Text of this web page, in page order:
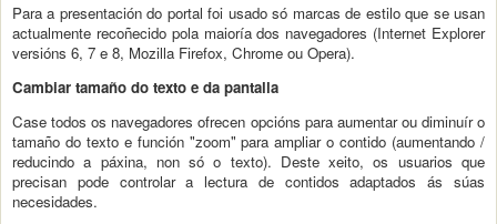
Para a presentación do portal foi usado só marcas de estilo que se usan
actualmente recoñecido pola maioría dos navegadores (Internet Explorer
versións 6, 7 e 8, Mozilla Firefox, Chrome ou Opera).
Cambiar tamaño do texto e da pantalla
Case todos os navegadores ofrecen opcións para aumentar ou diminuír o
tamaño do texto e función "zoom" para ampliar o contido (aumentando /
reducindo a páxina, non só o texto). Deste xeito, os usuarios que
precisan pode controlar a lectura de contidos adaptados ás súas
necesidades.